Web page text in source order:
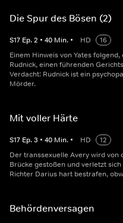
Die Spur des Bösen (2)
S17 Ep.2 • 40 Min. • HD
16
Einem Hinweis von Yates
Rudnick, einen führenden
Verdacht: Rudnick ist ein
Mörder.
Mit voller Härte
S17 Ep.3 • 40 Min. • HD
12
Der transsexuelle Avery wird von
Brücke gestoßen und verletzt
Richter Darius hart bestrafen,
Behördenversagen